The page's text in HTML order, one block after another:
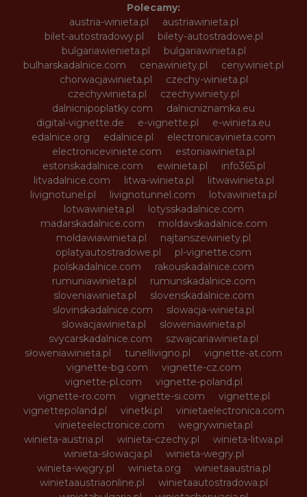
Polecamy:
austria-winieta.pl
austriawinieta.pl
bilet-autostradowy.pl
bilety-autostradowe.pl
bulgariawienieta.pl
bulgariawinieta.pl
bulharskadalnice.com
cenawiniety.pl
cenywiniet.pl
chorwacjawinieta.pl
czechy-winieta.pl
czechywinieta.pl
czechywiniety.pl
dalnicnipoplatky.com
dalnicniznamka.eu
digital-vignette.de
e-vignette.pl
e-winieta.eu
edalnice.org
edalnice.pl
electronicavinieta.com
electroniceviniete.com
estoniawinieta.pl
estonskadalnice.com
ewinieta.pl
info365.pl
litvadalnice.com
litwa-winieta.pl
litwawinieta.pl
livignotunel.pl
livignotunnel.com
lotvawinieta.pl
lotwawinieta.pl
lotysskadalnice.com
madarskadalnice.com
moldavskadalnice.com
moldawiawinieta.pl
najtanszewiniety.pl
oplatyautostradowe.pl
pl-vignette.com
polskadalnice.com
rakouskadalnice.com
rumuniawinieta.pl
rumunskadalnice.com
sloveniawinieta.pl
slovenskadalnice.com
slovinskadalnice.com
slowacja-winieta.pl
slowacjawinieta.pl
sloweniawinieta.pl
svycarskadalnice.com
szwajcariawinieta.pl
słoweniawinieta.pl
tunellivigno.pl
vignette-at.com
vignette-bg.com
vignette-cz.com
vignette-pl.com
vignette-poland.pl
vignette-ro.com
vignette-si.com
vignette.pl
vignettepoland.pl
vinetki.pl
vinietaelectronica.com
vinieteelectronice.com
wegrywinieta.pl
winieta-austria.pl
winieta-czechy.pl
winieta-litwa.pl
winieta-słowacja.pl
winieta-wegry.pl
winieta-węgry.pl
winieta.org
winietaaustria.pl
winietaaustriaonline.pl
winietaautostradowa.pl